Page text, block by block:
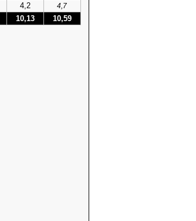
4,2 4,7
10,13 10,59